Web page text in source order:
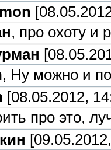
, про охоту и
, Ну можно и
[08.05.2012,
про это,